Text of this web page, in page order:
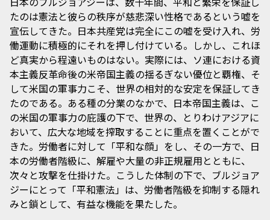
たのは憲法と彼らの秩序が慈悲深い性格であるという嘘を
宣伝してきた。日本共産党は完全にこの嘘を受け入れ、労
働運動に積極的にそれを押し付けている。しかし、これほ
ど真実から程遠いものはない。実際には、ソ連における資
本主義反革命後の米帝国主義の揺るぎない優位と覇権、そ
して米国の軍事力こそ、世界の相対的な安定を保証してき
たのである。ある種の分業のなかで、日本帝国主義は、こ
の米国の軍事力の庇護の下で、世界の、とりわけアジアに
おいて、広大な地域を搾取することに重点を置くことがで
きた。労働者に対して「平和な顔」をし、その一方で、日
本の労働者階級に、解雇や大量の非正規雇用とともに、
次々と攻撃を仕掛けた。こうした体制の下で、ブルジョア
ジーにとって「平和憲法」は、労働者階級を抑制する隠れ
みと鎖として、有益な機能を果たした。